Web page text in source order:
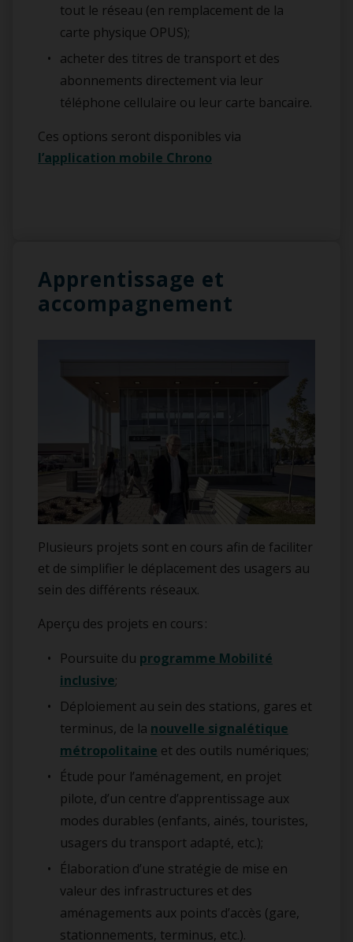
tout le réseau (en remplacement de la
carte physique OPUS);
acheter des titres de transport et des
abonnements directement via leur
téléphone cellulaire ou leur carte bancaire.
Ces options seront disponibles via
l’application mobile Chrono
Apprentissage et
accompagnement
Plusieurs projets sont en cours afin de faciliter
et de simplifier le déplacement des usagers au
sein des différents réseaux.
Aperçu des projets en cours :
Poursuite du programme Mobilité
inclusive;
Déploiement au sein des stations, gares et
terminus, de la nouvelle signalétique
métropolitaine et des outils numériques;
Étude pour l’aménagement, en projet
pilote, d’un centre d’apprentissage aux
modes durables (enfants, ainés, touristes,
usagers du transport adapté, etc.);
Élaboration d’une stratégie de mise en
valeur des infrastructures et des
aménagements aux points d’accès (gare,
stationnements, terminus, etc.).